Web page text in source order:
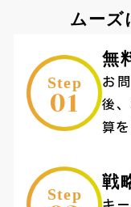
ムーズ
Step
01
無
お
後
算
Step
戦